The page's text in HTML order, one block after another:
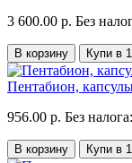
3 600.00 р. Без
В корзину Купи в
Пентабион,
956.00 р. Без
В корзину Купи в